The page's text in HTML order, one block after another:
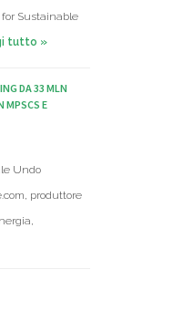
Sustainable
tutto »
DA 33 MLN
MPSCS E
Undo
produttore